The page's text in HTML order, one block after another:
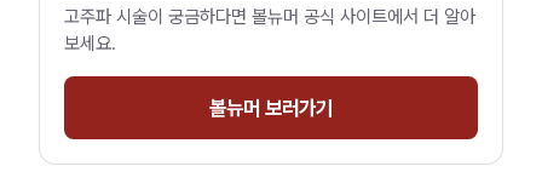
고주파 시술이 궁금하다면 볼뉴머 공식 사이트에서 더 알아
보세요.
볼뉴머 보러가기